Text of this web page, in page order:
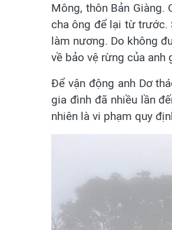
Mông, thôn Bản Giàng.
cha ông để lại từ trước.
làm nương. Do không
về bảo vệ rừng của anh
Để vận động anh Dơ
gia đình đã nhiều lần
nhiên là vi phạm quy